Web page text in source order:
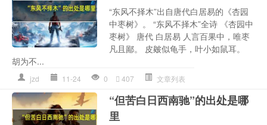
“东风不择木”出自唐代白居易的《杏园
中枣树》。 “东风不择木”全诗 《杏园中
枣树》 唐代 白居易 人言百果中，唯枣
凡且鄙。 皮皴似龟手，叶小如鼠耳。
胡为不...
jzd 11-24 0 407 文章列表
“但苦白日西南驰”的出处是哪
里